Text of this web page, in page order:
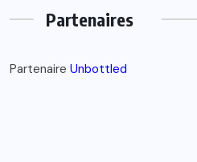
Partenaires
Partenaire Unbottled